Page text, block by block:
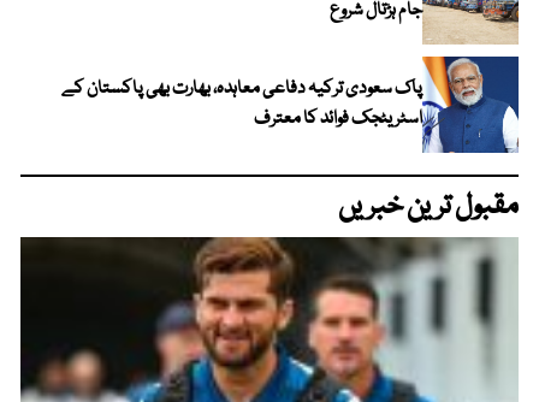
جام ہڑتال شروع
پاک سعودی ترکیہ دفاعی معاہدہ، بھارت بھی پاکستان کے
اسٹریٹجک فوائد کا معترف
مقبول ترین خبریں